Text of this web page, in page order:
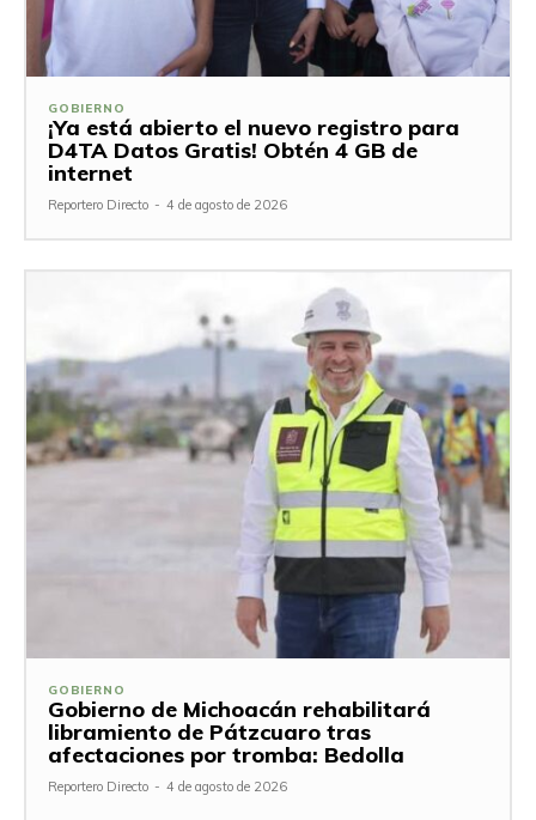
GOBIERNO
¡Ya está abierto el nuevo registro para
D4TA Datos Gratis! Obtén 4 GB de
internet
Reportero Directo - 4 de agosto de 2026
GOBIERNO
Gobierno de Michoacán rehabilitará
libramiento de Pátzcuaro tras
afectaciones por tromba: Bedolla
Reportero Directo - 4 de agosto de 2026